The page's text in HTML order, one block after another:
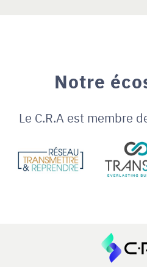
Notre
Le C.R.A est membre